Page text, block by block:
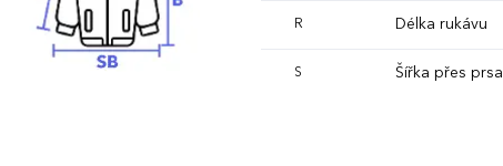
R Délka rukávu
S Šířka přes prsa